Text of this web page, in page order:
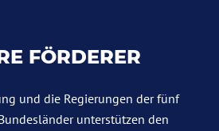
FÖRDERER
und die Regierungen der fünf
unterstützen den